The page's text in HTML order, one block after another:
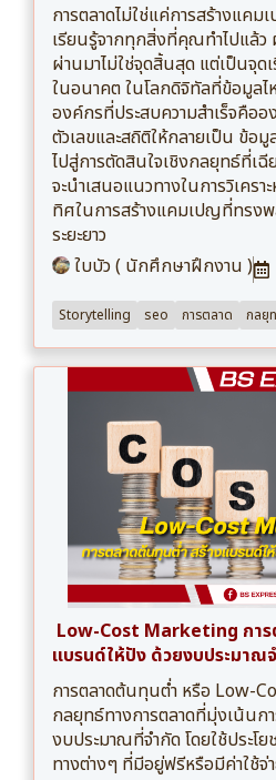
การตลาดไม่ใช่แค่การสร้างแค
เรียนรู้จากทุกสิ่งที่คุณทำไปแล้
ผ่านมาไม่ใช่จุดสิ้นสุด แต่เป็นจุด
ในอนาคต ในโลกดิจิทัลที่ข้อมูลไ
องค์กรที่ประสบความสำเร็จคือ
ตัวเลขและสถิติให้กลายเป็น ข้
ไปสู่การตัดสินใจเชิงกลยุทธ์ที่เ
จะนำเสนอแนวทางในการวิเคร
ทิศในการสร้างแคมเปญที่ทรง
ระยะยาว
ใบบัว ( นักศึกษาฝึกงาน )
Storytelling seo การตลาด กลยุ
Low-Cost Marketing กา
แบรนด์ให้ปัง ด้วยงบประมาณ
การตลาดต้นทุนต่ำ หรือ Low-
กลยุทธ์ทางการตลาดที่มุ่งเน้นก
งบประมาณที่จำกัด โดยใช้ประโ
ทางต่างๆ ที่มีอยู่ฟรีหรือมีค่าใช้จ่